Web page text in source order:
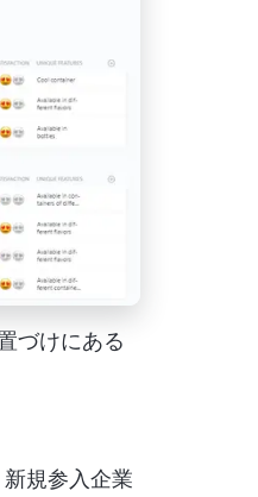
づけにある
規参入企業